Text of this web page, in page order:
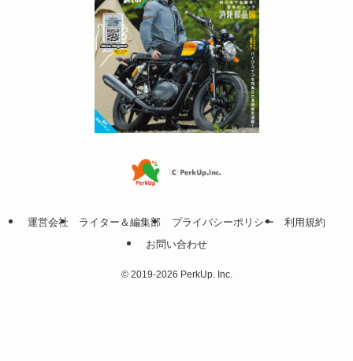
運営会社 ライター＆編集部 プライバシーポリシー
利用規約
お問い合わせ
©2019-2026 PerkUp. Inc.